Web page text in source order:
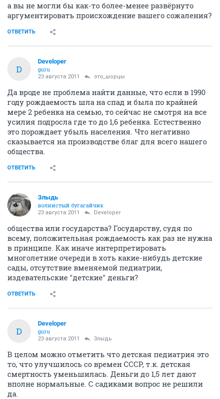
а вы не могли бы как-то более-менее развёрнуто
аргументировать происхождение вашего сожаления?
ОТВЕТИТЬ
D
Developer
guru
23 августа 2011 это_шорцы
Да вроде не проблема найти данные, что если в 1990
году рождаемость шла на спад и была по крайней
мере 2 ребенка на семью, то сейчас не смотря на все
усилия подросла где то до 1,6 ребенка. Естественно
это порождает убыль населения. Что негативно
сказывается на производстве благ для всего нашего
общества.
ОТВЕТИТЬ
Злыдь
волнистый бугагайчик
23 августа 2011 Developer
общества или государства? Государству, судя по
всему, положительная рождаемость как раз не нужна
в принципе. Как иначе интерпретировать
многолетние очереди в хоть какие-нибудь детские
сады, отсутствие вменяемой педиатрии,
издевательские "детские" деньги?
ОТВЕТИТЬ
D
Developer
guru
23 августа 2011 Злыдь
В целом можно отметить что детская педиатрия это
то, что улучшилось со времен СССР, т.к. детская
смертность уменьшилась. Деньги до 1,5 лет дают
вполне нормальные. С садиками вопрос не решили
да.